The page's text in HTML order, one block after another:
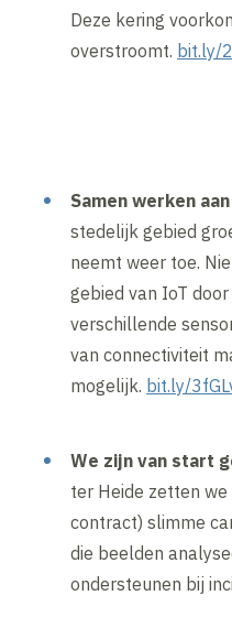
Deze kering
overstroomt. bit.ly/
Samen werken
stedelijk gebied
neemt weer toe.
gebied van IoT
verschillende
van connectiviteit
mogelijk. bit.ly/
We zijn van start
ter Heide zetten
contract) slimme
die beelden
ondersteunen bij